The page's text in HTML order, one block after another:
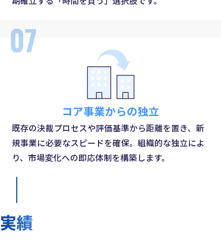
07
コア事業からの独立
既存の決裁プロセスや評価基準から距離を置き、新
規事業に必要なスピードを確保。組織的な独立によ
り、市場変化への即応体制を構築します。
実績